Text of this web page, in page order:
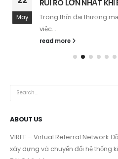
May
RỦI RO LỚN NHẤT KHI
Trong thời đại thương
việc...
read more
ABOUT US
VIREF – Virtual Referral Network
xây dựng và chuyển đổi hệ thống